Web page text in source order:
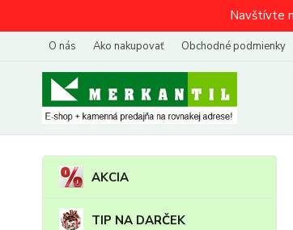
Navštívte
O nás Ako nakupovať Obchodné podmienky
AKCIA
TIP NA DARČEK